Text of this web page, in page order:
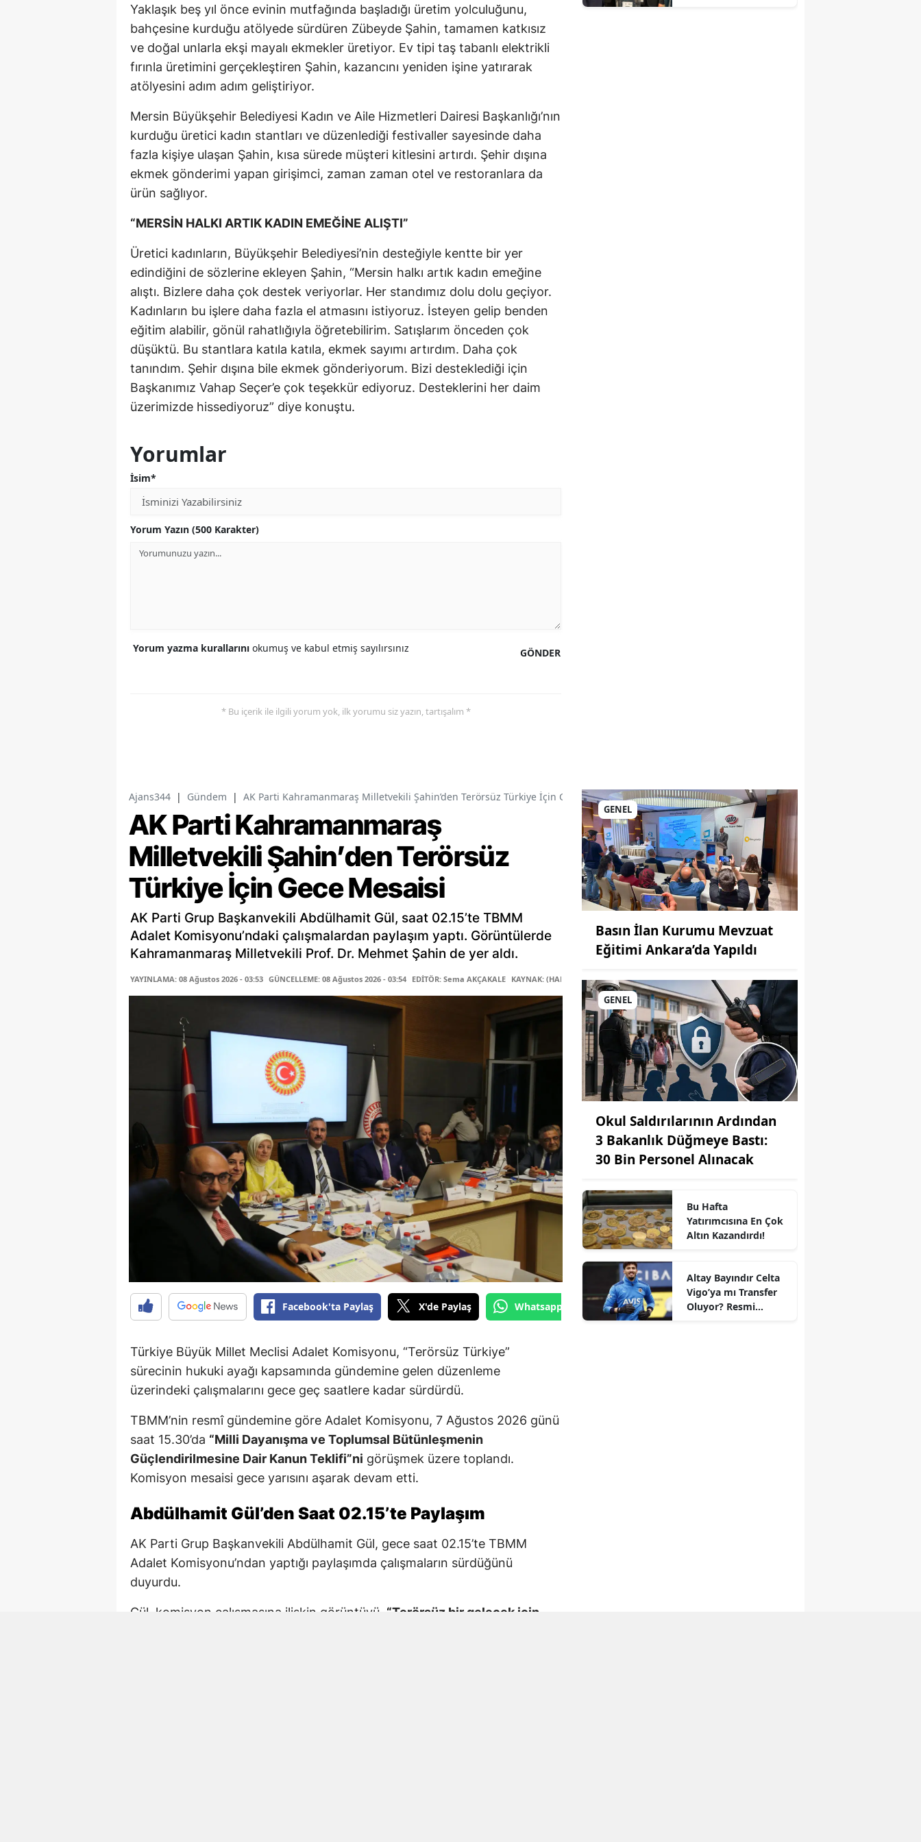
Yaklaşık beş yıl önce evinin mutfağında başladığı üretim yolculuğunu,
bahçesine kurduğu atölyede sürdüren Zübeyde Şahin, tamamen katkısız
ve doğal unlarla ekşi mayalı ekmekler üretiyor. Ev tipi taş tabanlı elektrikli
fırınla üretimini gerçekleştiren Şahin, kazancını yeniden işine yatırarak
atölyesini adım adım geliştiriyor.
Mersin Büyükşehir Belediyesi Kadın ve Aile Hizmetleri Dairesi Başkanlığı’nın
kurduğu üretici kadın stantları ve düzenlediği festivaller sayesinde daha
fazla kişiye ulaşan Şahin, kısa sürede müşteri kitlesini artırdı. Şehir dışına
ekmek gönderimi yapan girişimci, zaman zaman otel ve restoranlara da
ürün sağlıyor.
“MERSİN HALKI ARTIK KADIN EMEĞİNE ALIŞTI”
Üretici kadınların, Büyükşehir Belediyesi’nin desteğiyle kentte bir yer
edindiğini de sözlerine ekleyen Şahin, “Mersin halkı artık kadın emeğine
alıştı. Bizlere daha çok destek veriyorlar. Her standımız dolu dolu geçiyor.
Kadınların bu işlere daha fazla el atmasını istiyoruz. İsteyen gelip benden
eğitim alabilir, gönül rahatlığıyla öğretebilirim. Satışlarım önceden çok
düşüktü. Bu stantlara katıla katıla, ekmek sayımı artırdım. Daha çok
tanındım. Şehir dışına bile ekmek gönderiyorum. Bizi desteklediği için
Başkanımız Vahap Seçer’e çok teşekkür ediyoruz. Desteklerini her daim
üzerimizde hissediyoruz” diye konuştu.
Yorumlar
İsim*
Yorum Yazın (500 Karakter)
GÖNDER
Yorum yazma kurallarını okumuş ve kabul etmiş sayılırsınız
* Bu içerik ile ilgili yorum yok, ilk yorumu siz yazın, tartışalım *
Ajans344 | Gündem | AK Parti Kahramanmaraş Milletvekili Şahin’den Terörsüz Türkiye İçin Gece Mesaisi
AK Parti Kahramanmaraş
Milletvekili Şahin’den Terörsüz
Türkiye İçin Gece Mesaisi
AK Parti Grup Başkanvekili Abdülhamit Gül, saat 02.15’te TBMM
Adalet Komisyonu’ndaki çalışmalardan paylaşım yaptı. Görüntülerde
Kahramanmaraş Milletvekili Prof. Dr. Mehmet Şahin de yer aldı.
YAYINLAMA: 08 Ağustos 2026 - 03:53 GÜNCELLEME: 08 Ağustos 2026 - 03:54 EDİTÖR: Sema AKÇAKALE KAYNAK: (HABER MERKEZİ) MUHABİR: Elife Karaarslan
Facebook'ta Paylaş X'de Paylaş Whatsapp'tan Gönder
Türkiye Büyük Millet Meclisi Adalet Komisyonu, “Terörsüz Türkiye”
sürecinin hukuki ayağı kapsamında gündemine gelen düzenleme
üzerindeki çalışmalarını gece geç saatlere kadar sürdürdü.
TBMM’nin resmî gündemine göre Adalet Komisyonu, 7 Ağustos 2026 günü
saat 15.30’da “Milli Dayanışma ve Toplumsal Bütünleşmenin
Güçlendirilmesine Dair Kanun Teklifi”ni görüşmek üzere toplandı.
Komisyon mesaisi gece yarısını aşarak devam etti.
Abdülhamit Gül’den Saat 02.15’te Paylaşım
AK Parti Grup Başkanvekili Abdülhamit Gül, gece saat 02.15’te TBMM
Adalet Komisyonu’ndan yaptığı paylaşımda çalışmaların sürdüğünü
duyurdu.
Gül, komisyon çalışmasına ilişkin görüntüyü, “Terörsüz bir gelecek için
GENEL
Basın İlan Kurumu Mevzuat
Eğitimi Ankara’da Yapıldı
GENEL
Okul Saldırılarının Ardından
3 Bakanlık Düğmeye Bastı:
30 Bin Personel Alınacak
Bu Hafta
Yatırımcısına En Çok
Altın Kazandırdı!
Altay Bayındır Celta
Vigo’ya mı Transfer
Oluyor? Resmi